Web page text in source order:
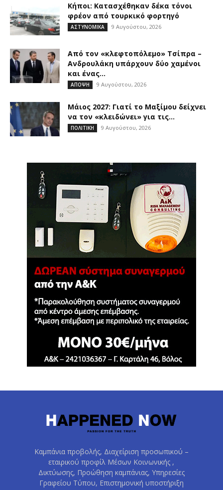
Κήποι: Κατασχέθηκαν δέκα τόνοι
φρέον από τουρκικό φορτηγό
ΑΣΤΥΝΟΜΙΚΑ 9 Αυγούστου, 2026
Από τον «κλεφτοπόλεμο» Τσίπρα –
Ανδρουλάκη υπάρχουν δύο χαμένοι
και ένας...
ΑΠΟΨΗ 9 Αυγούστου, 2026
Μάιος 2027: Γιατί το Μαξίμου δείχνει
να τον «κλειδώνει» για τις...
ΠΟΛΙΤΙΚΗ 9 Αυγούστου, 2026
Καμπάνια προβολής, Διαχείριση προσωπικού –
εταιρικού προφίλ Μέσων Κοινωνικής ,
Δικτύωσης, Προώθηση καμπάνιας, Υπηρεσίες
Γραφείου Τύπου, Επιστημονική υποστήριξη